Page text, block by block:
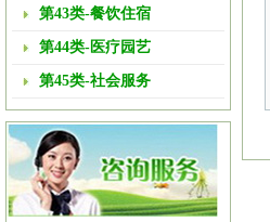
第43类-餐饮住宿
第44类-医疗园艺
第45类-社会服务